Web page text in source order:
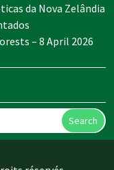
da Nova Zelândia
– 8 April 2026
Search